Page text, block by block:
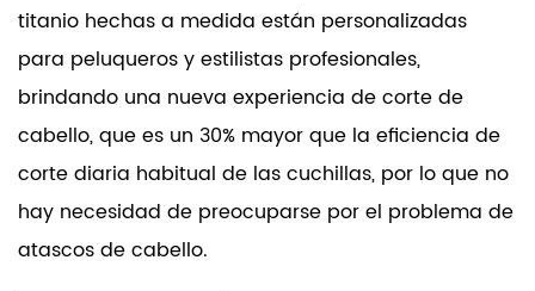
titanio hechas a medida están personalizadas
para peluqueros y estilistas profesionales,
brindando una nueva experiencia de corte de
cabello, que es un 30% mayor que la eficiencia de
corte diaria habitual de las cuchillas, por lo que no
hay necesidad de preocuparse por el problema de
atascos de cabello.